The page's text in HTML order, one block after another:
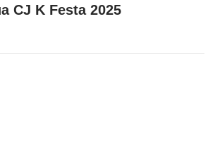
CJ K Festa 2025